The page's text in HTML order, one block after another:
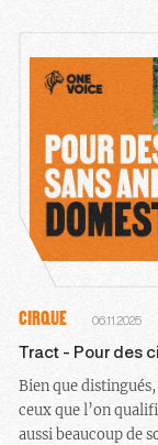
CIRQUE 06.11.2025
Tract - Pour des
Bien que
ceux que l’on
aussi beaucoup de